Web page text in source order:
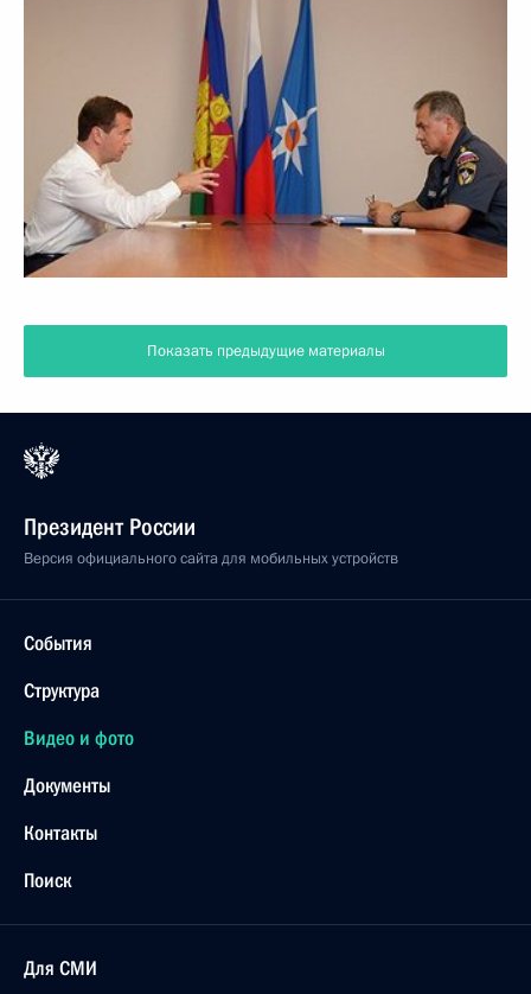
Показать предыдущие материалы
Президент России
Версия официального сайта для мобильных устройств
События
Структура
Видео и фото
Документы
Контакты
Поиск
Для СМИ